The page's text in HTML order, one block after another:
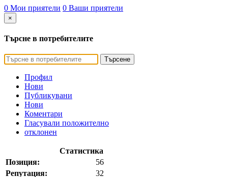
0 Мои приятели 0 Ваши приятели
×
Търсне в потребителите
Търсене
Профил
Нови
Публикувани
Нови
Коментари
Гласували положително
отклонен
Статистика
Позиция:
56
Репутация:
32